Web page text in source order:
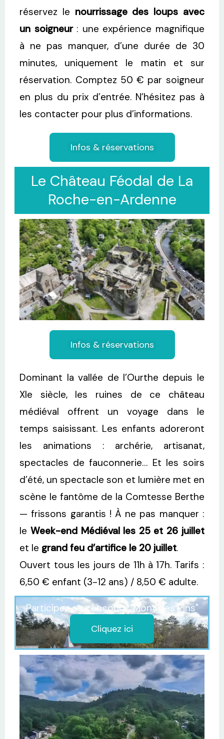
réservez le nourrissage des loups avec
un soigneur: une expérience magnifique
à ne pas manquer, d’une durée de 30
minutes, uniquement le matin et sur
réservation. Comptez 50 € par soigneur
en plus du prix d’entrée. N’hésitez pas à
les contacter pour plus d’informations.
Infos & réservations
Le Château Féodal de La
Roche-en-Ardenne
Infos & réservations
Dominant la vallée de l’Ourthe depuis le
XIe siècle, les ruines de ce château
médiéval offrent un voyage dans le
temps saisissant. Les enfants adoreront
les animations : archérie, artisanat,
spectacles de fauconnerie… Et les soirs
d’été, un spectacle son et lumière met en
scène le fantôme de la Comtesse Berthe
— frissons garantis ! À ne pas manquer :
le Week-end Médiéval les 25 et 26 juillet
et le grand feu d’artifice le 20 juillet.
Ouvert tous les jours de 11h à 17h. Tarifs :
6,50 € enfant (3-12 ans) / 8,50 € adulte.
Participez au concours "Mont des Pins"
Cliquez ici